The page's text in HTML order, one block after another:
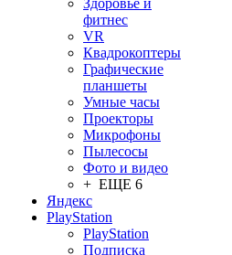
Здоровье и
фитнес
VR
Квадрокоптеры
Графические
планшеты
Умные часы
Проекторы
Микрофоны
Пылесосы
Фото и видео
+ ЕЩЕ 6
Яндекс
PlayStation
PlayStation
Подписка